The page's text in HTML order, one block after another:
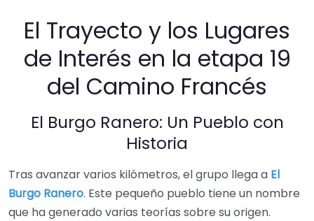
El Trayecto y los Lugares
de Interés en la etapa 19
del Camino Francés
El Burgo Ranero: Un Pueblo con
Historia
Tras avanzar varios kilómetros, el grupo llega a El
Burgo Ranero. Este pequeño pueblo tiene un nombre
que ha generado varias teorías sobre su origen.